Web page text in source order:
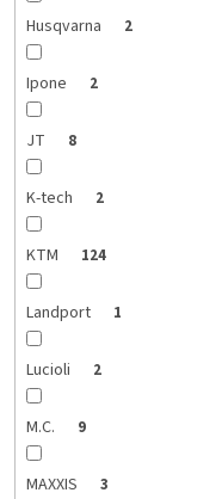
Husqvarna 2
Ipone 2
JT 8
K-tech 2
KTM 124
Landport 1
Lucioli 2
M.C. 9
MAXXIS 3